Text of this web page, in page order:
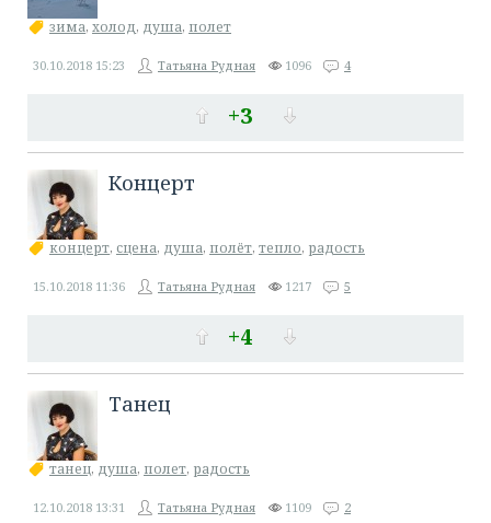
зима, холод, душа, полет
+3
30.10.2018 15:23 Татьяна Рудная 1096 4
Концерт
концерт, сцена, душа, полёт, тепло, радость
+4
15.10.2018 11:36 Татьяна Рудная 1217 5
Танец
танец, душа, полет, радость
12.10.2018 13:31 Татьяна Рудная 1109 2